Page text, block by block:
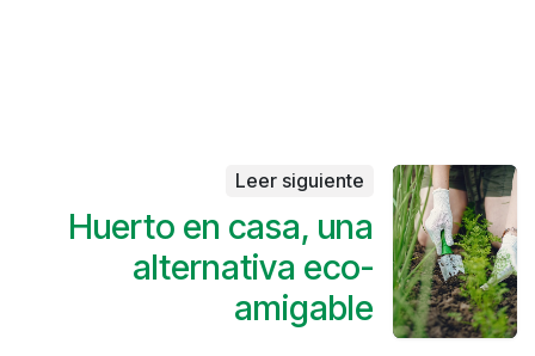
Leer siguiente
Huerto en casa, una
alternativa eco-
amigable